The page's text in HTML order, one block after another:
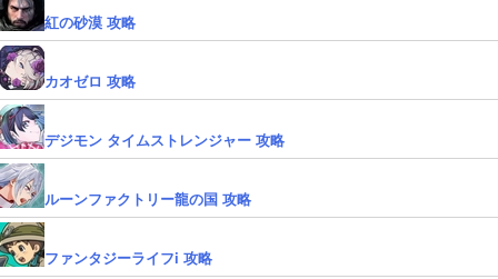
紅の砂漠 攻略
カオゼロ 攻略
デジモン タイムストレンジャー 攻略
ルーンファクトリー龍の国 攻略
ファンタジーライフi 攻略